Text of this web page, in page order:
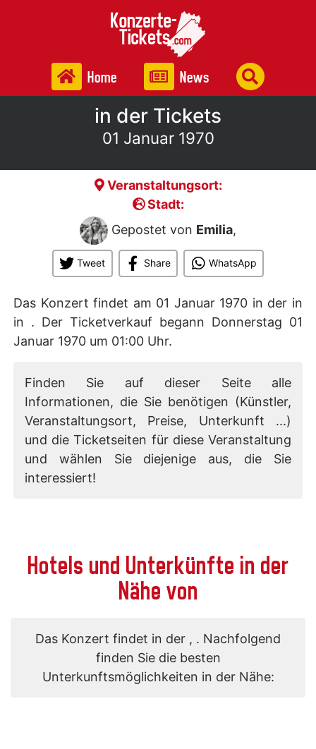
Home News
in der Tickets
01 Januar 1970
Veranstaltungsort:
Stadt:
Gepostet von Emilia,
Tweet Share WhatsApp
Das Konzert findet am 01 Januar 1970 in der in
in . Der Ticketverkauf begann Donnerstag 01
Januar 1970 um 01:00 Uhr.
Finden Sie auf dieser Seite alle
Informationen, die Sie benötigen (Künstler,
Veranstaltungsort, Preise, Unterkunft ...)
und die Ticketseiten für diese Veranstaltung
und wählen Sie diejenige aus, die Sie
interessiert!
Hotels und Unterkünfte in der
Nähe von
Das Konzert findet in der , . Nachfolgend
finden Sie die besten
Unterkunftsmöglichkeiten in der Nähe: